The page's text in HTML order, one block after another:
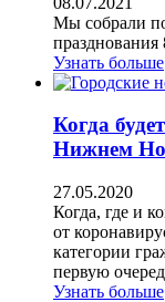
Мы собрали
Узнать больше
Когда
Нижнем
27.05.2020
Когда, где и
от
категории
первую
Узнать больше